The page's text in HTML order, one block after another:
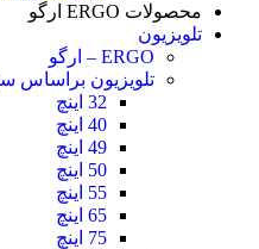
محصولات ERGO ارگو
تلویزیون
ERGO – ارگو
تلویزیون براساس
32 اینچ
40 اینچ
49 اینچ
50 اینچ
55 اینچ
65 اینچ
75 اینچ